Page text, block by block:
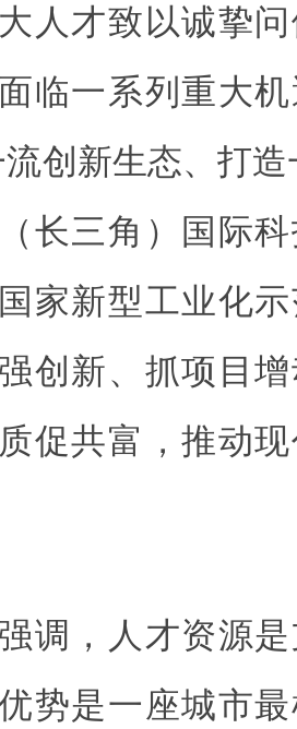
人才致以诚挚
临一系列重大
创新生态、打
长三角）国际
家新型工业化
创新、抓项目
促共富，推动
，人才资源是
势是一座城市